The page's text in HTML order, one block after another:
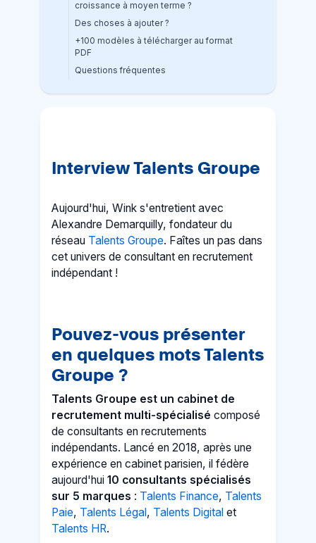
croissance à moyen terme ?
Des choses à ajouter ?
+100 modèles à télécharger au format
PDF
Questions fréquentes
Interview Talents Groupe
Aujourd'hui, Wink s'entretient avec
Alexandre Demarquilly, fondateur du
réseau Talents Groupe. Faîtes un pas dans
cet univers de consultant en recrutement
indépendant !
Pouvez-vous présenter
en quelques mots Talents
Groupe ?
Talents Groupe est un cabinet de
recrutement multi-spécialisé composé
de consultants en recrutements
indépendants. Lancé en 2018, après une
expérience en cabinet parisien, il fédère
aujourd'hui10 consultants spécialisés
sur 5 marques : Talents Finance, Talents
Paie, Talents Légal, Talents Digital et
Talents HR.